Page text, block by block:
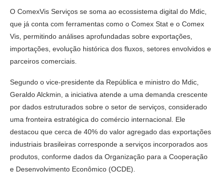
O ComexVis Serviços se soma ao ecossistema digital do Mdic,
que já conta com ferramentas como o Comex Stat e o Comex
Vis, permitindo análises aprofundadas sobre exportações,
importações, evolução histórica dos fluxos, setores envolvidos e
parceiros comerciais.
Segundo o vice-presidente da República e ministro do Mdic,
Geraldo Alckmin, a iniciativa atende a uma demanda crescente
por dados estruturados sobre o setor de serviços, considerado
uma fronteira estratégica do comércio internacional. Ele
destacou que cerca de 40% do valor agregado das exportações
industriais brasileiras corresponde a serviços incorporados aos
produtos, conforme dados da Organização para a Cooperação
e Desenvolvimento Econômico (OCDE).